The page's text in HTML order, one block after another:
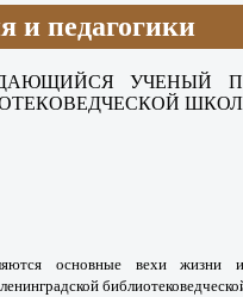
и педагогики
УЧЕНЫЙ
основные вехи жизни
ленинградской